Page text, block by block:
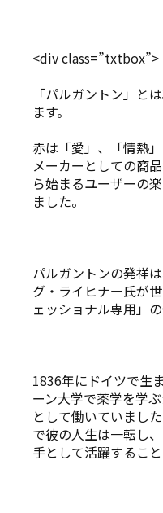
<div class=”txtbox”>
「パルガントン」と
ます。
赤は「愛」、「情熱
メーカーとしての商
ら始まるユーザーの
ました。
パルガントンの発祥
グ・ライヒナー氏が
ェッショナル専用」
1836年にドイツで生
ーン大学で薬学を学
として働いていまし
で彼の人生は一転し
手として活躍すること